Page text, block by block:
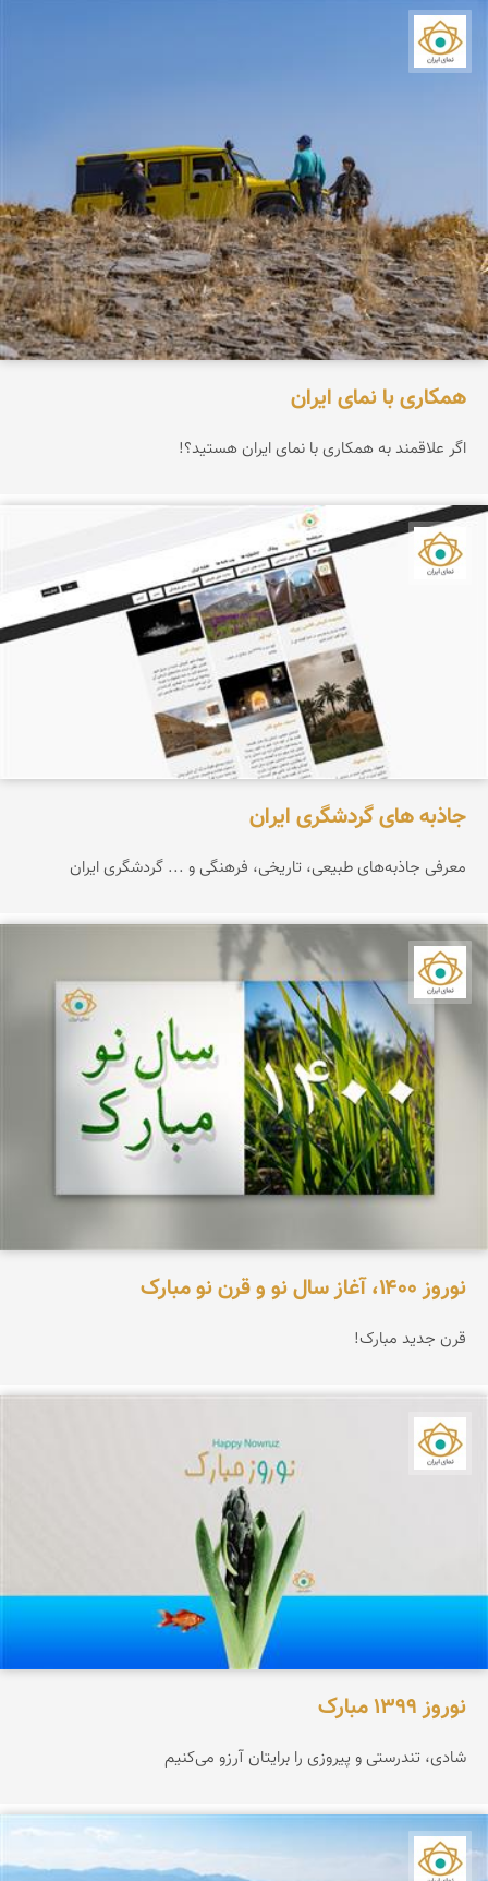
همکاری با نمای ایران
اگر علاقمند به همکاری با نمای ایران هستید؟!
نمای ایران
جاذبه های گردشگری ایران
معرفی جاذبه‌های طبیعی، تاریخی، فرهنگی و ... گردشگری ایران
نوروز ۱۴۰۰، آغاز سال نو و قرن نو مبارک
قرن جدید مبارک!
نوروز 1399 مبارک
شادی، تندرستی و پیروزی را برایتان آرزو می‌کنیم